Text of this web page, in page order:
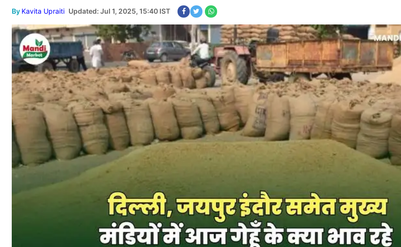
By Kavita Upraiti Updated: Jul 1, 2025, 15:40 IST